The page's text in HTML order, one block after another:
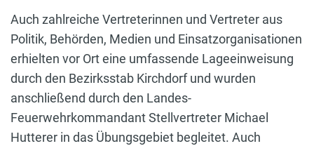
Auch zahlreiche Vertreterinnen und Vertreter aus
Politik, Behörden, Medien und Einsatzorganisationen
erhielten vor Ort eine umfassende Lageeinweisung
durch den Bezirksstab Kirchdorf und wurden
anschließend durch den Landes-
Feuerwehrkommandant Stellvertreter Michael
Hutterer in das Übungsgebiet begleitet. Auch